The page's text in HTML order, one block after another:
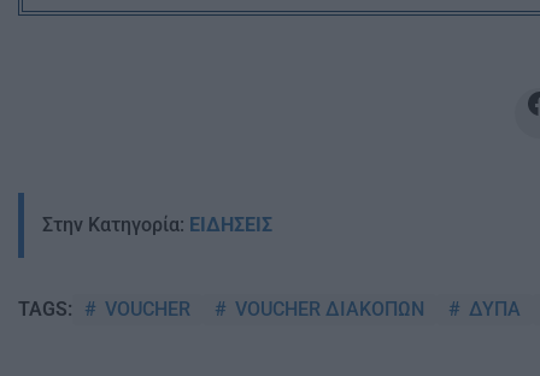
Στην Κατηγορία: ΕΙΔΗΣΕΙΣ
TAGS: VOUCHER VOUCHER ΔΙΑΚΟΠΩΝ ΔΥΠΑ